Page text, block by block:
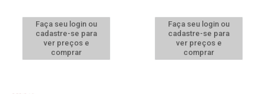
Faça seu login ou
cadastre-se para
ver preços e
comprar
Faça seu login ou
cadastre-se para
ver preços e
comprar